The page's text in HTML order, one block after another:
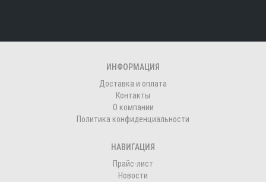
ИНФОРМАЦИЯ
Доставка и оплата
Контакты
О компании
Политика конфиденциальности
НАВИГАЦИЯ
Прайс-лист
Новости